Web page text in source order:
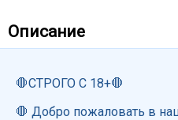
Описание
🛑СТРОГО С 18+🛑
🛑 Добро пожаловать в